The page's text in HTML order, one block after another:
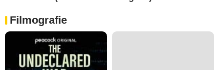
Filmografie